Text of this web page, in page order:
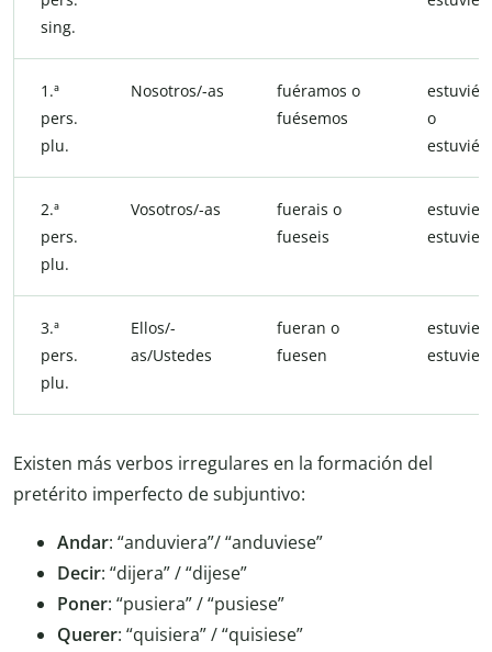
sing.
1.ª
pers.
plu.
Nosotros/-as
fuéramos o
fuésemos
o
2.ª
pers.
plu.
Vosotros/-as
fuerais o
fueseis
3.ª
pers.
plu.
Ellos/-
as/Ustedes
fueran o
fuesen
Existen más verbos irregulares en la formación del
pretérito imperfecto de subjuntivo:
Andar: “anduviera”/ “anduviese”
Decir: “dijera” / “dijese”
Poner: “pusiera” / “pusiese”
Querer: “quisiera” / “quisiese”